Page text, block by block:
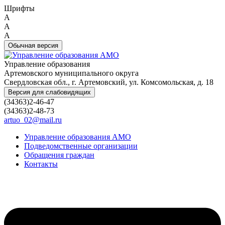
Шрифты
A
A
A
Обычная версия
Управление образования
Артемовского муниципального округа
Свердловская обл., г. Артемовский, ул. Комсомольская, д. 18
Версия для слабовидящих
(34363)2-46-47
(34363)2-48-73
artuo_02@mail.ru
Управление образования АМО
Подведомственные организации
Обращения граждан
Контакты